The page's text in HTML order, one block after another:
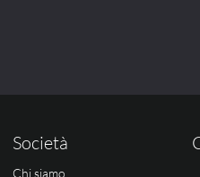
Società
Chi siamo